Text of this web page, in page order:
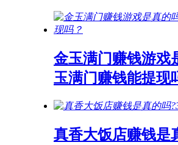
金玉满门赚钱游戏
玉满门赚钱能提现
真香大饭店赚钱是